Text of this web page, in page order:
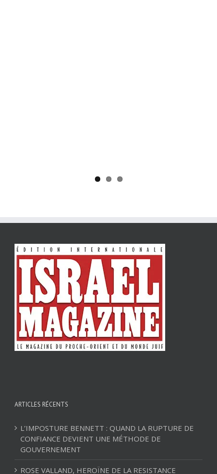
ARTICLES RÉCENTS
L’IMPOSTURE BENNETT : QUAND LA RUPTURE DE
CONFIANCE DEVIENT UNE MÉTHODE DE
GOUVERNEMENT
ROSE VALLAND, HEROÏNE DE LA RESISTANCE